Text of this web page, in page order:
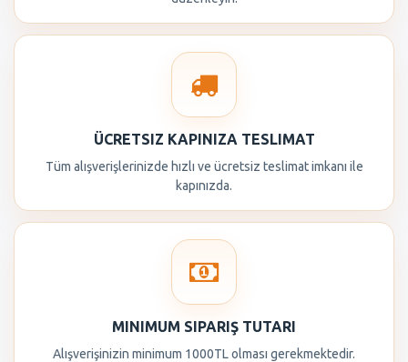
ÜCRETSIZ KAPINIZA TESLIMAT
Tüm alışverişlerinizde hızlı ve ücretsiz teslimat imkanı ile
kapınızda.
MINIMUM SIPARIŞ TUTARI
Alışverişinizin minimum 1000TL olması gerekmektedir.